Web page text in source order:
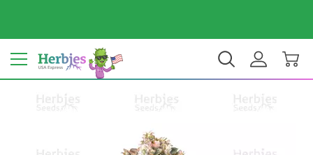
Dein Land: Vereinigte Staaten $ USD DE